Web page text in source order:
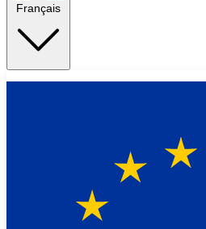
Français